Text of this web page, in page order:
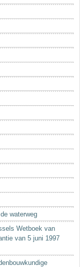
waterweg
Wetboek van
van 5 juni 1997